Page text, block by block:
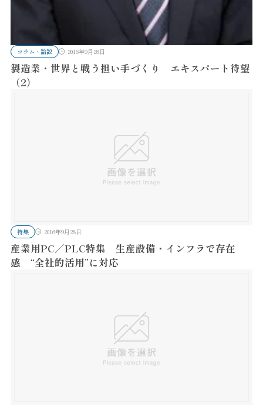
コラム・論説 2016年9月28日
製造業・世界と戦う担い手づくり エキスパート待望
（2）
特集 2016年9月28日
産業用PC／PLC特集 生産設備・インフラで存在
感 “全社的活用”に対応